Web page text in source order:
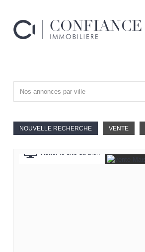
Nos annonces par ville
NOUVELLE RECHERCHE VENTE